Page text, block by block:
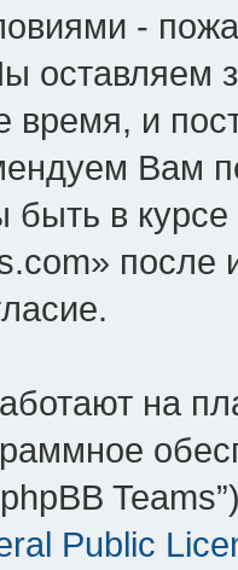
-
оставляем
время, и
Вам
быть в
после
на
Public